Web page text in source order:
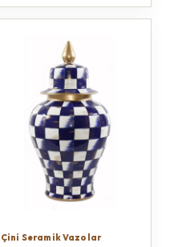
Çini Seramik Vazolar